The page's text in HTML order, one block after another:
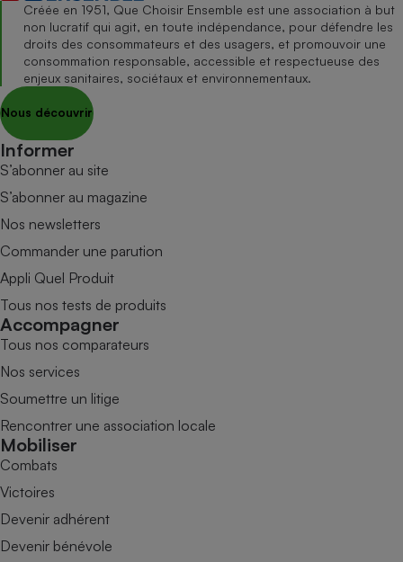
Créée en 1951, Que Choisir Ensemble est une association à but
non lucratif qui agit, en toute indépendance, pour défendre les
droits des consommateurs et des usagers, et promouvoir une
consommation responsable, accessible et respectueuse des
enjeux sanitaires, sociétaux et environnementaux.
Nous découvrir
Informer
S’abonner au site
S’abonner au magazine
Nos newsletters
Commander une parution
Appli Quel Produit
Tous nos tests de produits
Accompagner
Tous nos comparateurs
Nos services
Soumettre un litige
Rencontrer une association locale
Mobiliser
Combats
Victoires
Devenir adhérent
Devenir bénévole